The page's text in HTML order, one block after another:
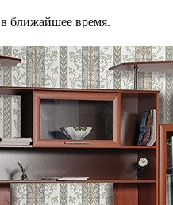
ближайшее время.